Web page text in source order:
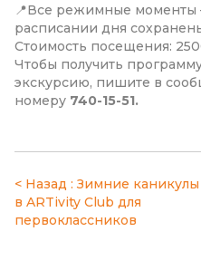
📍Все режимные моменты
расписании дня
Стоимость посещения:
Чтобы получить
экскурсию, пишите в
номеру 740-15-51.
Навигация
по
Зимние каникулы
в ARTivity Club для
первоклассников